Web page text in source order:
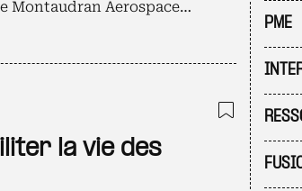
Montaudran Aerospace…
la vie des
PME